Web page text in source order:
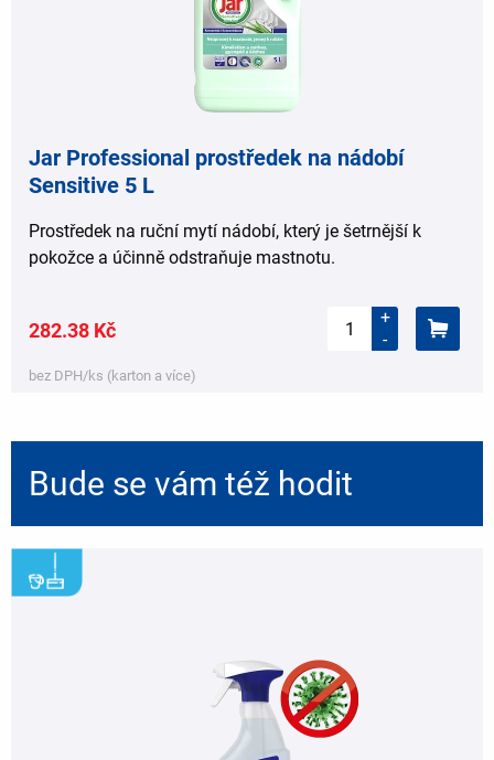
Jar Professional prostředek na nádobí
Sensitive 5 L
Prostředek na ruční mytí nádobí, který je šetrnější k
pokožce a účinně odstraňuje mastnotu.
282.38 Kč
+
-
bez DPH/ks (karton a více)
Bude se vám též hodit